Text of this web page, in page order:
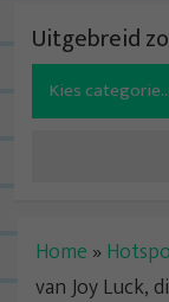
Uitgebreid
Search
for:
Home »
van Joy Luck,